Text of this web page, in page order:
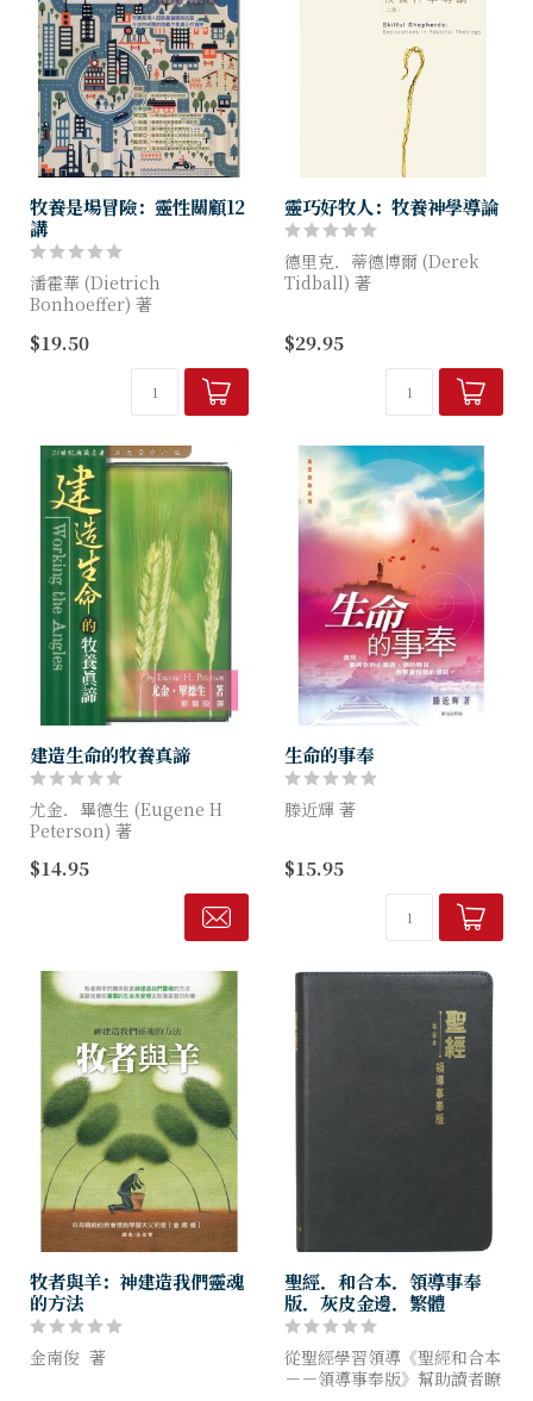
牧養是場冒險：靈性關顧12
講
潘霍華 (Dietrich
Bonhoeffer) 著
潘霍華透過《牧養是場冒險》
一書，為我們找到那個「最有
力」的牧養道路。牧養工作必
須倚靠上帝的工作，重...
$19.50
靈巧好牧人：牧養神學導論
德里克．蒂德博爾 (Derek
Tidball) 著
聖經、歷史及當代等多重視
角，全方位探討牧者形象及相
$29.95
建造生命的牧養真諦
尤金．畢德生 (Eugene H
Peterson) 著
作者對於將牧養的神聖使命貶
低成宗教管理工作之強大壓
他將牧師經管教會的特殊職
$14.95
生命的事奉
滕近輝 著
課、多元事奉三方面經驗的心
得結晶，除了對事奉的各層
$15.95
牧者與羊：神建造我們靈魂
的方法
金南俊 著
聖經．和合本．領導事奉
版．灰皮金邊．繁體
從聖經學習領導《聖經和合本
－－領導事奉版》幫助讀者瞭